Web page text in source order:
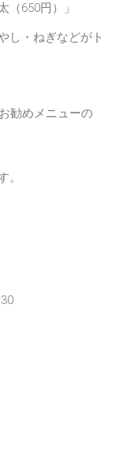
650円）」
し・ねぎなどがト
勧めメニューの
。